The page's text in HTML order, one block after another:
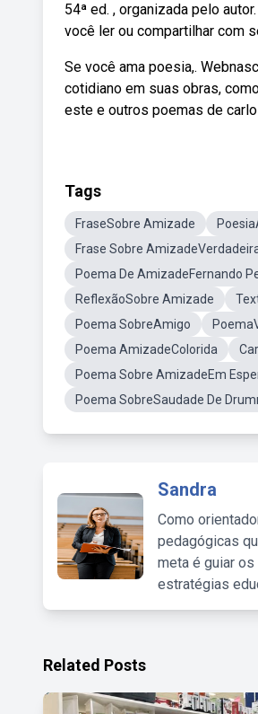
54ª ed. , organizada pelo
você ler ou compartilhar com
Se você ama poesia,.
cotidiano em suas obras,
este e outros poemas de
Tags
FraseSobre Amizade
Frase Sobre
Poema De AmizadeFernando
ReflexãoSobre Amizade
Poema SobreAmigo
Poema AmizadeColorida
Poema Sobre AmizadeEm
Poema SobreSaudade De
Sandra
Como
pedagógicas
meta é guiar
estratégias
Related Posts